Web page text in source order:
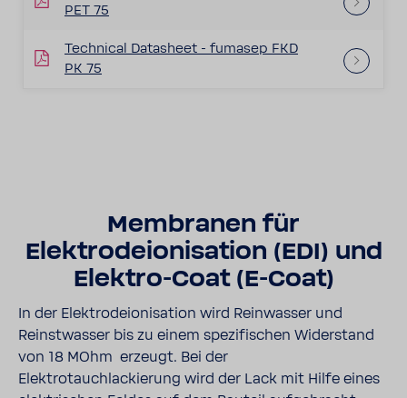
PET 75
Technical Datasheet - fumasep FKD
PK 75
Membranen für
Elektrodeionisation (EDI) und
Elektro-Coat (E-Coat)
In der Elektrodeionisation wird Reinwasser und
Reinstwasser bis zu einem spezifischen Widerstand
von 18 MOhm erzeugt. Bei der
Elektrotauchlackierung wird der Lack mit Hilfe eines